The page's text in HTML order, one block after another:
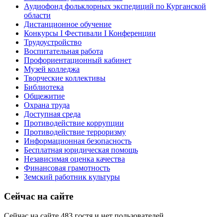
Аудиофонд фольклорных экспедиций по Курганской
области
Дистанционное обучение
Конкурсы I Фестивали I Конференции
Трудоустройство
Воспитательная работа
Профориентационный кабинет
Музей колледжа
Творческие коллективы
Библиотека
Общежитие
Охрана труда
Доступная среда
Противодействие коррупции
Противодействие терроризму
Информационная безопасность
Бесплатная юридическая помощь
Независимая оценка качества
Финансовая грамотность
Земский работник культуры
Сейчас на сайте